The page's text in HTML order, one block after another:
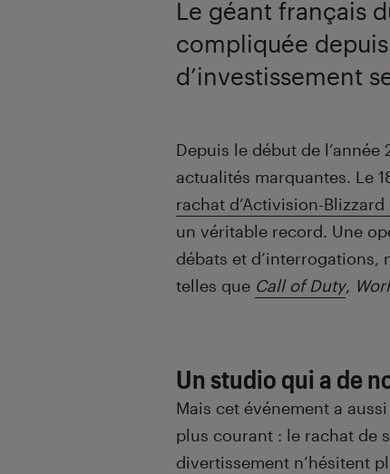
Le géant français
compliquée
d’investissement
Introduction
Depuis le début de
actualités marquantes. Le
rachat d’Activision-
un véritable record. Une
débats et d’interrogations,
telles que Call of Duty,
Un studio qui a de
Mais cet événement a
plus courant : le rachat de
divertissement n’hésitent